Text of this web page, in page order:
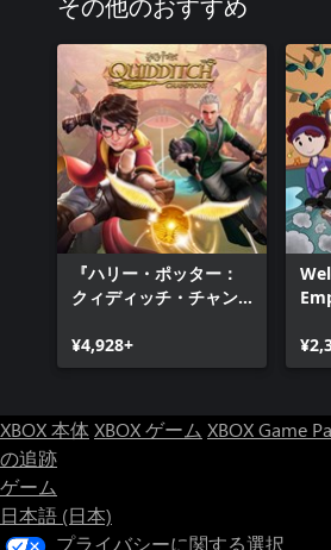
その他のおすすめ
『ハリー・ポッター：
クィディッチ・チャン
¥4,928+
XBOX 本体XBOX ゲーム XBOX Game
の追跡
ゲーム
日本語 (日本)
プライバシーに関する選択